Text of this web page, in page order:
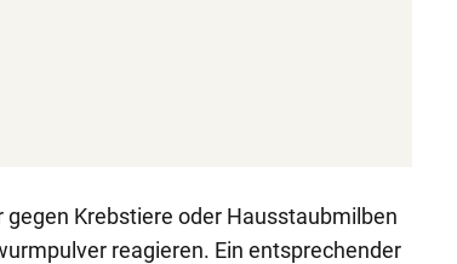
gegen Krebstiere oder Hausstaubmilben
reagieren. Ein entsprechender